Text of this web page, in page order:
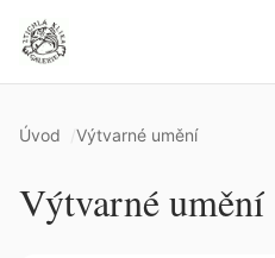
Úvod Výtvarné umění
Výtvarné umění